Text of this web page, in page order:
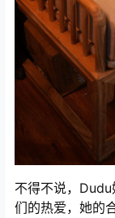
不得不说，
们的热爱，她的